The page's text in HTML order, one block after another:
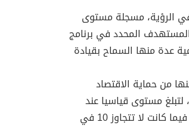
الرؤية، مسجلة مستوى
في المائة، متجاوزة المستهدف المحدد في برنامج
برامج حكومية عدة منها السماح بقيادة
من حماية الاقتصاد
مستوى قياسيا عند
358 مليار ريال، تمثل 46.5 في المائة بنهاية العام الماضي، فيما كانت لا تتجاوز 10 في